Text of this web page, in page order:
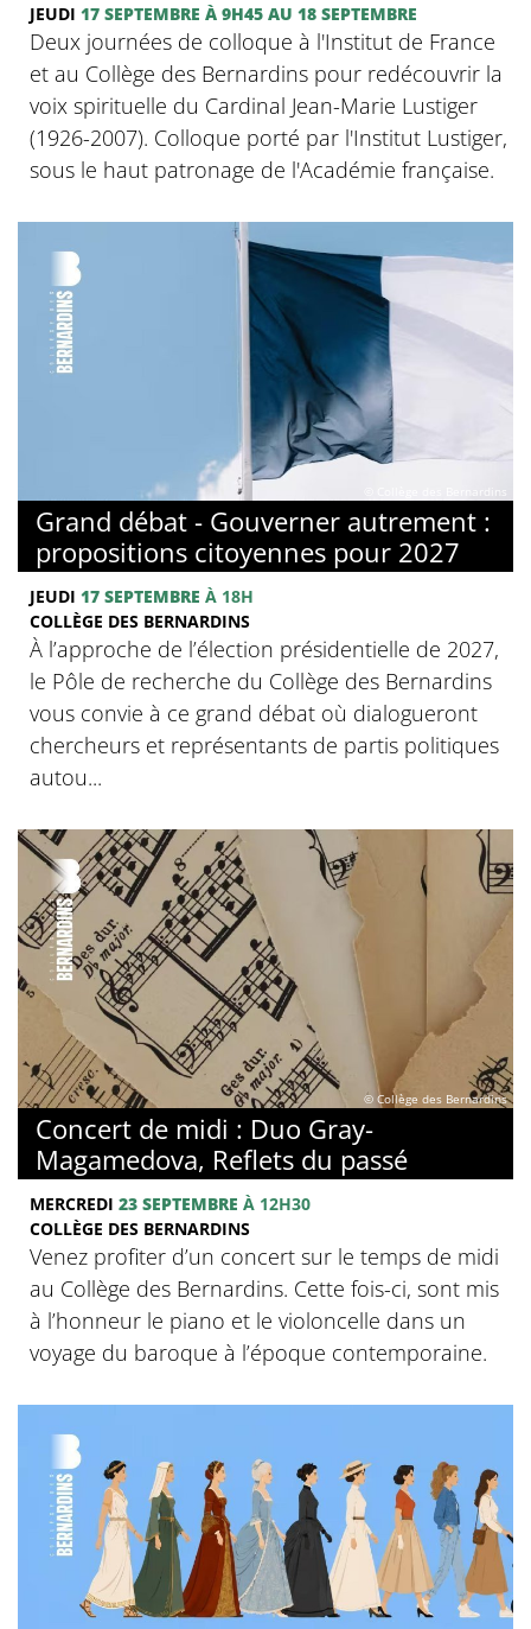
JEUDI 17 SEPTEMBRE À 9H45 AU 18 SEPTEMBRE
Deux journées de colloque à l'Institut de France
et au Collège des Bernardins pour redécouvrir la
voix spirituelle du Cardinal Jean-Marie Lustiger
(1926-2007). Colloque porté par l'Institut Lustiger,
sous le haut patronage de l'Académie française.
Grand débat - Gouverner autrement :
propositions citoyennes pour 2027
JEUDI 17 SEPTEMBRE À 18H
COLLÈGE DES BERNARDINS
À l’approche de l’élection présidentielle de 2027,
le Pôle de recherche du Collège des Bernardins
vous convie à ce grand débat où dialogueront
chercheurs et représentants de partis politiques
autou...
© Collège des Bernardins
Concert de midi : Duo Gray-
Magamedova, Reflets du passé
MERCREDI 23 SEPTEMBRE À 12H30
COLLÈGE DES BERNARDINS
Venez profiter d’un concert sur le temps de midi
au Collège des Bernardins. Cette fois-ci, sont mis
à l’honneur le piano et le violoncelle dans un
voyage du baroque à l’époque contemporaine.